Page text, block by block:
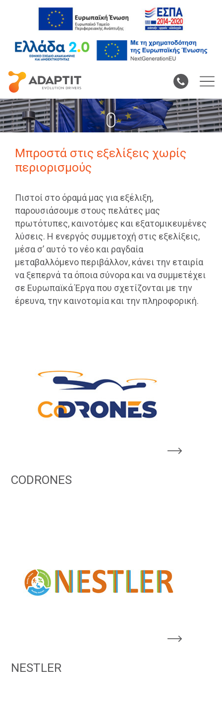
ΕΥΡΩΠΑΪΚΑ
ΠΡΟΓΡΑΜΜΑΤΑ
Μπροστά στις εξελίξεις χωρίς
περιορισμούς
Πιστοί στο όραμά μας για εξέλιξη,
παρουσιάσουμε στους πελάτες μας
πρωτότυπες, καινοτόμες και εξατομικευμένες
λύσεις. Η ενεργός συμμετοχή στις εξελίξεις,
μέσα σ’ αυτό το νέο και ραγδαία
μεταβαλλόμενο περιβάλλον, κάνει την εταιρία
να ξεπερνά τα όποια σύνορα και να συμμετέχει
σε Eυρωπαϊκά Έργα που σχετίζονται με την
έρευνα, την καινοτομία και την πληροφορική.
CODRONES
NESTLER